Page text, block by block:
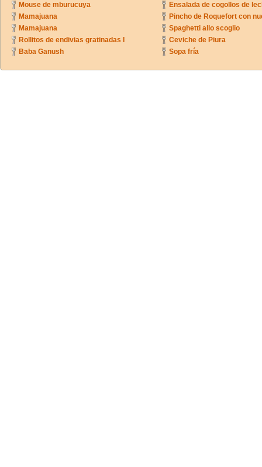
Mouse de mburucuya
Mamajuana
Mamajuana
Rollitos de endivias gratinadas I
Baba Ganush
Ensalada de cogollos de
Pincho de Roquefort con
Spaghetti allo scoglio
Ceviche de Piura
Sopa fría